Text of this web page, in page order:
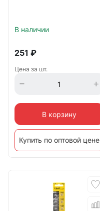
В наличии
251 ₽
Цена за шт.
В корзину
Купить по оптовой цене